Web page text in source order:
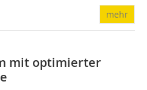
mehr
mit optimierter